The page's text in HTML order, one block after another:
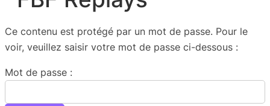
Ce contenu est protégé par un mot de passe. Pour le
voir, veuillez saisir votre mot de passe ci-dessous :
Mot de passe :